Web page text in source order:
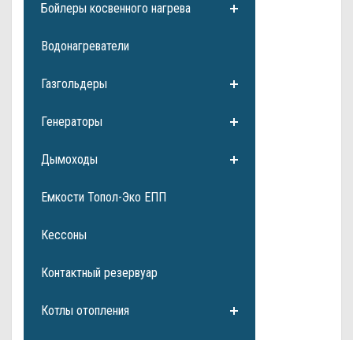
Бойлеры косвенного нагрева
Водонагреватели
Газгольдеры
Генераторы
Дымоходы
Емкости Топол-Эко ЕПП
Кессоны
Контактный резервуар
Котлы отопления